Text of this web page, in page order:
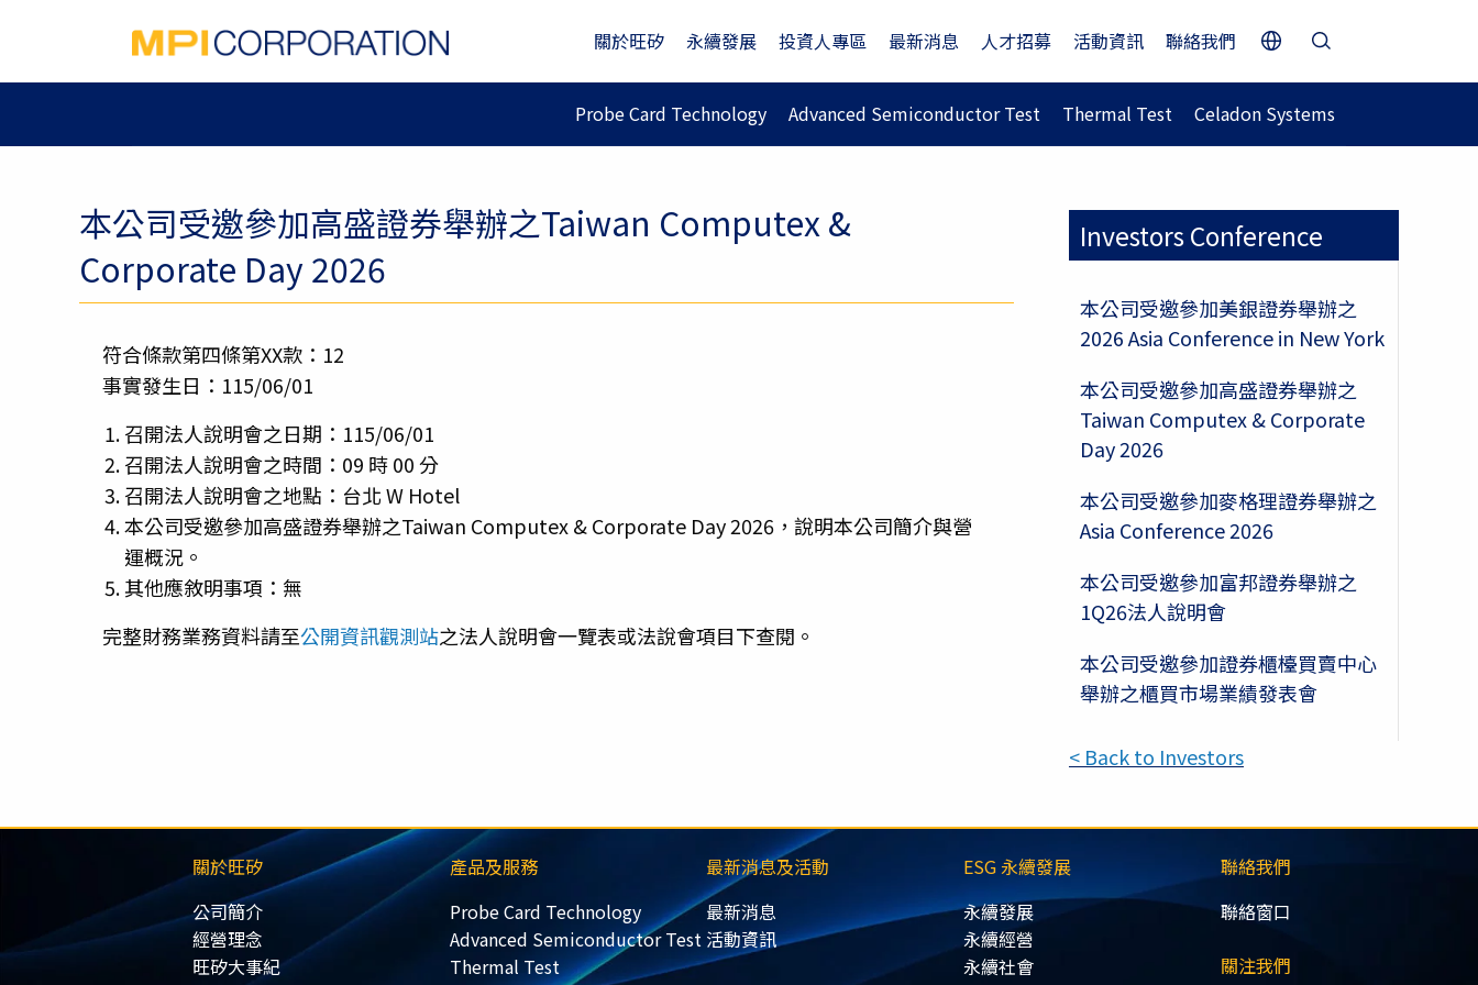
關於旺矽 永續發展 投資人專區 最新消息 人才招募 活動資訊 聯絡我們
Probe Card Technology Advanced Semiconductor Test Thermal Test Celadon Systems
本公司受邀參加高盛證券舉辦之Taiwan Computex &
Corporate Day 2026
符合條款第四條第XX款：12
事實發生日：115/06/01
召開法人說明會之日期：115/06/01
召開法人說明會之時間：09 時 00 分
召開法人說明會之地點：台北 W Hotel
本公司受邀參加高盛證券舉辦之Taiwan Computex & Corporate Day 2026，說明本公司簡介與營
運概況。
其他應敘明事項：無
完整財務業務資料請至公開資訊觀測站之法人說明會一覽表或法說會項目下查閱。
Investors Conference
本公司受邀參加美銀證券舉辦之
2026 Asia Conference in New York
本公司受邀參加高盛證券舉辦之
Taiwan Computex & Corporate
Day 2026
本公司受邀參加麥格理證券舉辦之
Asia Conference 2026
本公司受邀參加富邦證券舉辦之
1Q26法人說明會
本公司受邀參加證券櫃檯買賣中心
舉辦之櫃買市場業績發表會
< Back to Investors
關於旺矽
公司簡介
經營理念
旺矽大事紀
產品及服務
Probe Card Technology
Advanced Semiconductor Test
Thermal Test
最新消息及活動
最新消息
活動資訊
ESG 永續發展
永續發展
永續經營
永續社會
聯絡我們
聯絡窗口
關注我們